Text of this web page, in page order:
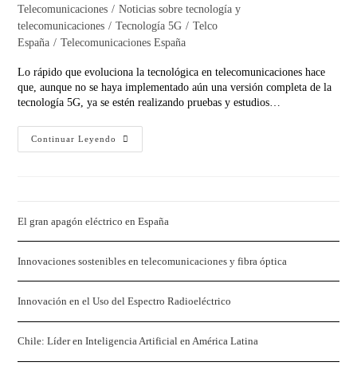
la
entrada:
Telecomunicaciones / Noticias sobre tecnología y
telecomunicaciones / Tecnología 5G / Telco
España / Telecomunicaciones España
Lo rápido que evoluciona la tecnológica en telecomunicaciones hace
que, aunque no se haya implementado aún una versión completa de la
tecnología 5G, ya se estén realizando pruebas y estudios…
Continuar Leyendo
El
Futuro
El gran apagón eléctrico en España
Innovaciones sostenibles en telecomunicaciones y fibra óptica
Innovación en el Uso del Espectro Radioeléctrico
Chile: Líder en Inteligencia Artificial en América Latina